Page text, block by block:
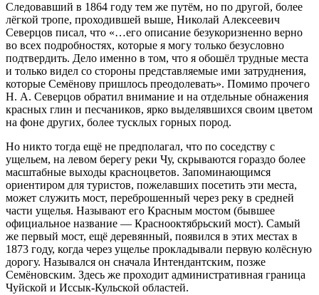
Следовавший в 1864 году тем же путём, но по другой, более
лёгкой тропе, проходившей выше, Николай Алексеевич
Северцов писал, что «…его описание безукоризненно верно
во всех подробностях, которые я могу только безусловно
подтвердить. Дело именно в том, что я обошёл трудные места
и только видел со стороны представляемые ими затруднения,
которые Семёнову пришлось преодолевать». Помимо прочего
Н. А. Северцов обратил внимание и на отдельные обнажения
красных глин и песчаников, ярко выделявшихся своим цветом
на фоне других, более тусклых горных пород.
Но никто тогда ещё не предполагал, что по соседству с
ущельем, на левом берегу реки Чу, скрываются гораздо более
масштабные выходы красноцветов. Запоминающимся
ориентиром для туристов, пожелавших посетить эти места,
может служить мост, переброшенный через реку в средней
части ущелья. Называют его Красным мостом (бывшее
официальное название — Краснооктябрьский мост). Самый
же первый мост, ещё деревянный, появился в этих местах в
1873 году, когда через ущелье прокладывали первую колёсную
дорогу. Назывался он сначала Интендантским, позже
Семёновским. Здесь же проходит административная граница
Чуйской и Иссык-Кульской областей.